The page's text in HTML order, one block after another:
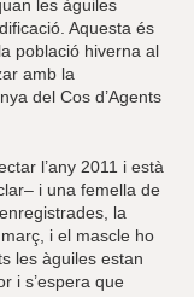
les àguiles
Aquesta és
població hiverna al
amb la
del Cos d’Agents
l’any 2011 i està
i una femella de
la
i el mascle ho
les àguiles estan
i s’espera que